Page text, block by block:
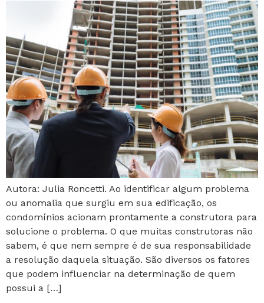
Autora: Julia Roncetti. Ao identificar algum problema
ou anomalia que surgiu em sua edificação, os
condomínios acionam prontamente a construtora para
solucione o problema. O que muitas construtoras não
sabem, é que nem sempre é de sua responsabilidade
a resolução daquela situação. São diversos os fatores
que podem influenciar na determinação de quem
possui a […]